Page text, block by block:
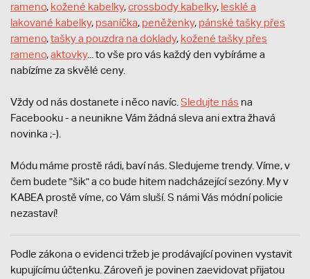
rameno, kožené kabelky,crossbody kabelky, lesklé a
lakované kabelky, psaníčka, peněženky, pánské tašky přes
rameno,tašky a pouzdra na doklady, kožené tašky přes
rameno,aktovky... to vše pro vás každý den vybíráme a
nabízíme za skvělé ceny.
Vždy od nás dostanete i něco navíc. Sledujte nás na
Facebooku - a neunikne Vám žádná sleva ani extra žhavá
novinka ;-).
Módu máme prostě rádi, baví nás. Sledujeme trendy. Víme, v
čem budete "šik" a co bude hitem nadcházející sezóny. My v
KABEA prostě víme, co Vám sluší. S námi Vás módní policie
nezastaví!
Podle zákona o evidenci tržeb je prodávající povinen vystavit
kupujícímu účtenku. Zároveň je povinen zaevidovat přijatou